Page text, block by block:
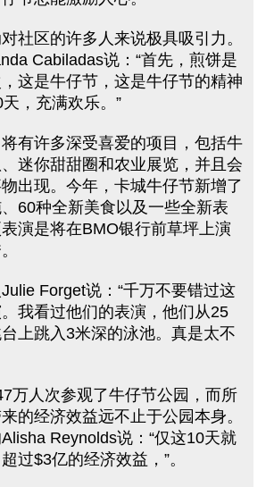
社区的许多人来说极具吸引力。
Cabiladas说：“首先，煎饼是
这是牛仔节，这是牛仔节的精神
，充满欢乐。”
有许多深受喜爱的项目，包括牛
迷你甜甜圈和农业展览，并且会
出现。今年，卡城牛仔节新增了
60种全新美食以及一些全新表
演是将在BMO银行前草坪上演
Forget说：“千万不要错过这
我看过他们的表演，他们从25
上跳入3米深的泳池。真是太不
万人次参观了牛仔节公园，而所
的经济效益远不止于公园本身。
Reynolds说：“仅这10天就
过$3亿的经济效益，”。